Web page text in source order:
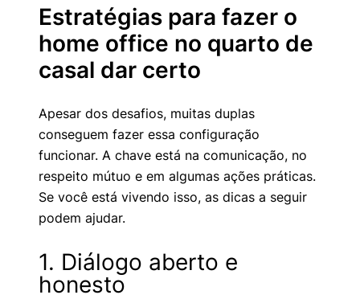
Estratégias para fazer o
home office no quarto de
casal dar certo
Apesar dos desafios, muitas duplas
conseguem fazer essa configuração
funcionar. A chave está na comunicação, no
respeito mútuo e em algumas ações práticas.
Se você está vivendo isso, as dicas a seguir
podem ajudar.
1. Diálogo aberto e
honesto